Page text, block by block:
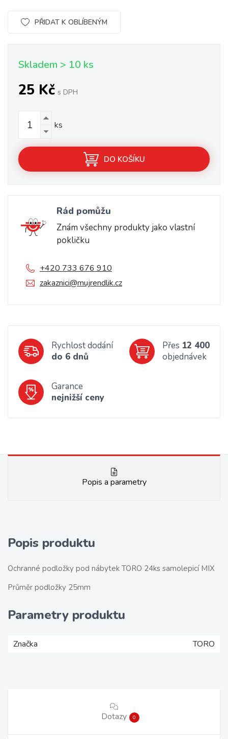
PŘIDAT K OBLÍBENÝM
Skladem > 10 ks
25 Kč s DPH
ks
DO KOŠÍKU
Rád pomůžu
Znám všechny produkty jako vlastní
pokličku
+420 733 676 910
zakaznici@mujrendlik.cz
Rychlost dodání
do 6 dnů
Přes 12 400
objednávek
Garance
nejnižší ceny
Popis a parametry
Popis produktu
Ochranné podložky pod nábytek TORO 24ks samolepicí MIX
Průměr podložky 25mm
Parametry produktu
Značka TORO
Dotazy 0